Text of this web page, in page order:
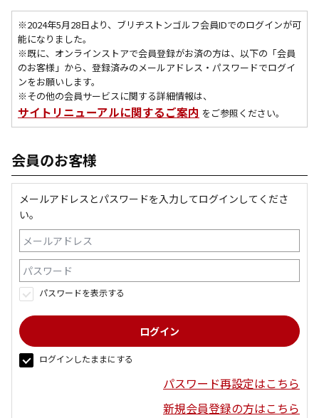
※2024年5月28日より、ブリヂストンゴルフ会員IDでのログインが可
能になりました。
※既に、 オンラインストアで会員登録がお済の方は、以下の「会員
のお客様」から、登録済みのメールアドレス・パスワードでログイ
ンをお願いします。
※その他の会員サービスに関する詳細情報は、
サイトリニューアルに関するご案内 をご参照ください。
会員のお客様
メールアドレスとパスワードを入力してログインしてくださ
い。
パスワードを表示する
ログインしたままにする
パスワード再設定はこちら
新規会員登録の方はこちら